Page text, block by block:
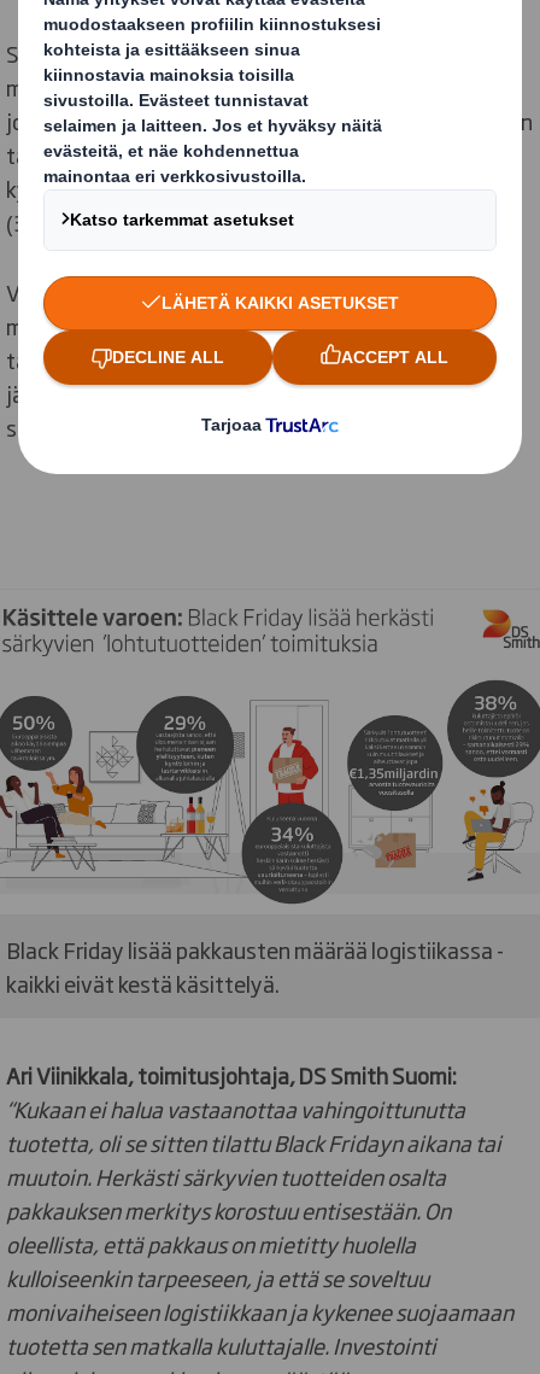
Särkyneiden tuotteiden taloudellinen vaikutus on
merkittävä. On arvioitu niiden olevan yhteisarvoltaan
jopa 1,35 miljardia euroa vuodessa. Lisäksi särkyneiden
tai vaurioituneiden tuotteiden vastaanotto aiheuttaa
kyselyn mukaan kuluttajissa harmituksen tunnetta
(30 %), pettymystä (28 %) ja turhautumista (20 %).
Vahingoittuneiden tuotteiden saamisen vaikutus on
merkittävä, sillä noin 38 % kuluttajista harkitsee
tarkkaan, voivatko he enää tilata tuotteita samalta
jälleenmyyjältä ja noin joka viides vastaaja (23 %)
sanoo, ettei tekisi niin enää koskaan.
Black Friday lisää pakkausten määrää logistiikassa -
kaikki eivät kestä käsittelyä.
Ari Viinikkala, toimitusjohtaja, DS Smith Suomi:
“Kukaan ei halua vastaanottaa vahingoittunutta
tuotetta, oli se sitten tilattu Black Fridayn aikana tai
muutoin. Herkästi särkyvien tuotteiden osalta
pakkauksen merkitys korostuu entisestään. On
oleellista, että pakkaus on mietitty huolella
kulloiseenkin tarpeeseen, ja että se soveltuu
monivaiheiseen logistiikkaan ja kykenee suojaamaan
tuotetta sen matkalla kuluttajalle. Investointi